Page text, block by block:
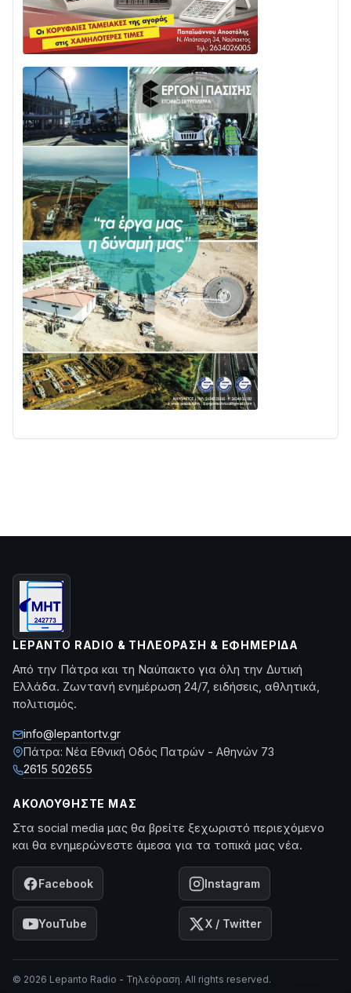
LEPANTO RADIO & ΤΗΛΕΌΡΑΣΗ & ΕΦΗΜΕΡΊΔΑ
Από την Πάτρα και τη Ναύπακτο για όλη την Δυτική
Ελλάδα. Ζωντανή ενημέρωση 24/7, ειδήσεις, αθλητικά,
πολιτισμός.
info@lepantortv.gr
Πάτρα: Νέα Εθνική Οδός Πατρών - Αθηνών 73
2615 502655
ΑΚΟΛΟΥΘΉΣΤΕ ΜΑΣ
Στα social media μας θα βρείτε ξεχωριστό περιεχόμενο
και θα ενημερώνεστε άμεσα για τα τοπικά μας νέα.
Facebook Instagram
YouTube X / Twitter
© 2026 Lepanto Radio - Τηλεόραση. All rights reserved.